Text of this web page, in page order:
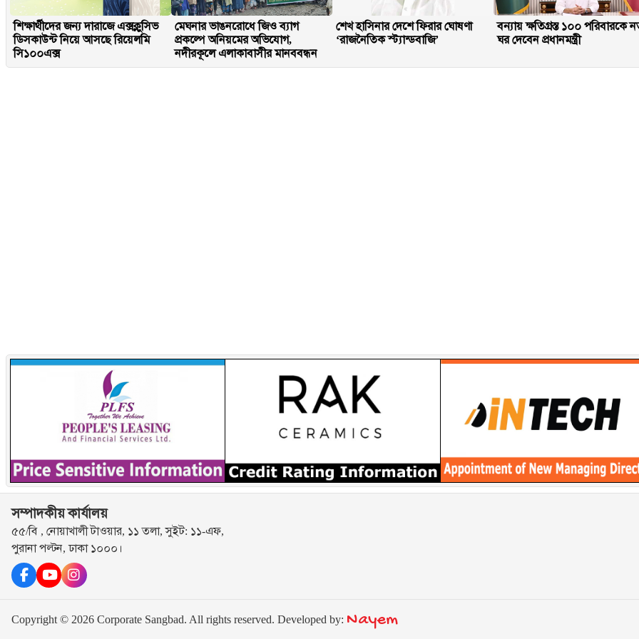
শিক্ষার্থীদের জন্য দারাজে এক্সক্লুসিভ
ডিসকাউন্ট নিয়ে আসছে রিয়েলমি
সি১০০এক্স
মেঘনার ভাঙনরোধে জিও ব্যাগ
প্রকল্পে অনিয়মের অভিযোগ,
নদীরকূলে এলাকাবাসীর মানববন্ধন
শেখ হাসিনার দেশে ফিরার ঘোষণা
‘রাজনৈতিক স্ট্যান্ডবাজি’
বন্যায় ক্ষতিগ্রস্ত ১০০ পরিবারকে
ঘর দেবেন প্রধানমন্ত্রী
সম্পাদকীয় কার্যালয়
৫৫/বি , নোয়াখালী টাওয়ার, ১১ তলা, সুইট: ১১-এফ,
পুরানা পল্টন, ঢাকা ১০০০।
Copyright © 2026 Corporate Sangbad. All rights reserved. Developed by: Nayem